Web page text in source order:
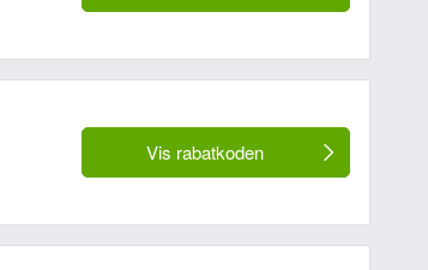
Vis rabatkoden